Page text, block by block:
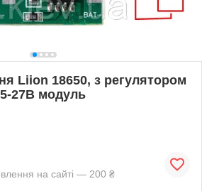
Liion 18650, з регулятором
27В модуль
на сайті — 200 ₴